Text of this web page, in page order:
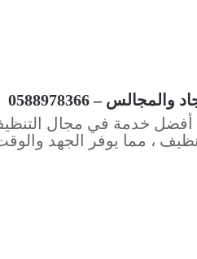
– 0588978366
أفضل خدمة في مجال
، مما يوفر الجهد